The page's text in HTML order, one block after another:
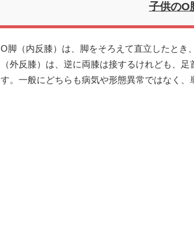
子供のO
O脚（内反膝）は、脚をそろえて直立したとき
（外反膝）は、逆に両膝は接するけれども、
す。一般にどちらも病気や形態異常ではなく、